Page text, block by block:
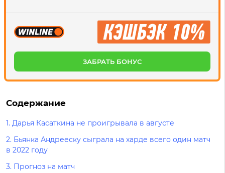
ЗАБРАТЬ БОНУС
Содержание
1. Дарья Касаткина не проигрывала в августе
2. Бьянка Андрееску сыграла на харде всего один матч
в 2022 году
3. Прогноз на матч